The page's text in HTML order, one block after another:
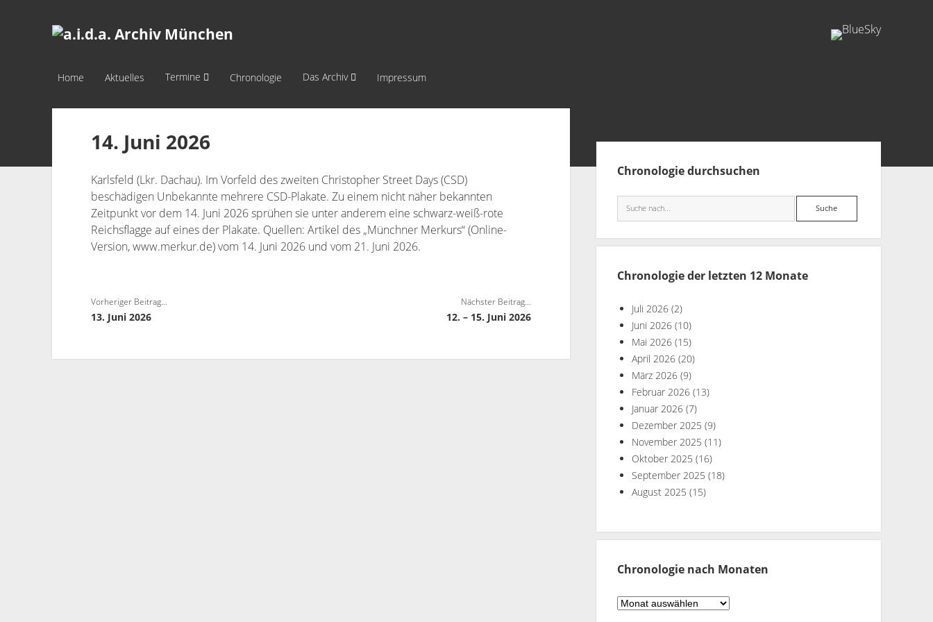
a.i.d.a.
München
info@aida-archiv.de
Home Aktuelles Termine Chronologie Das Archiv Impressum
14. Juni 2026
Karlsfeld (Lkr. Dachau). Im Vorfeld des zweiten Christopher Street Days (CSD)
beschädigen Unbekannte mehrere CSD-Plakate. Zu einem nicht näher bekannten
Zeitpunkt vor dem 14. Juni 2026 sprühen sie unter anderem eine schwarz-weiß-rote
Reichsflagge auf eines der Plakate. Quellen: Artikel des „Münchner Merkurs“ (Online-
Version, www.merkur.de) vom 14. Juni 2026 und vom 21. Juni 2026.
Vorheriger Beitrag...
13. Juni 2026
Nächster Beitrag...
12. – 15. Juni 2026
Chronologie durchsuchen
Suche
Chronologie der letzten 12 Monate
Juli 2026 (2)
Juni 2026 (10)
Mai 2026 (15)
April 2026 (20)
März 2026 (9)
Februar 2026 (13)
Januar 2026 (7)
Dezember 2025 (9)
November 2025 (11)
Oktober 2025 (16)
September 2025 (18)
August 2025 (15)
Chronologie nach Monaten
Chronologie